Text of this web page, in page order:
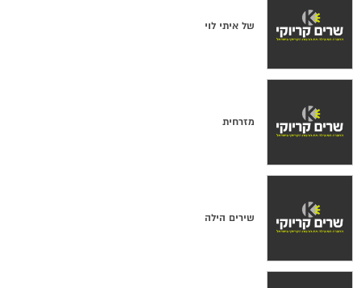
של איתי לוי
מזרחית
שירים הילה